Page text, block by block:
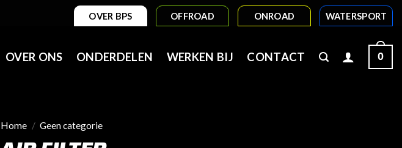
OVER BPS OFFROAD ONROAD WATERSPORT
OVER ONS ONDERDELEN WERKEN BIJ CONTACT 0
Home / Geen categorie